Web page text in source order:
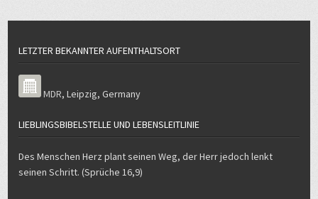
LETZTER BEKANNTER AUFENTHALTSORT
MDR,Leipzig,Germany
LIEBLINGSBIBELSTELLE UND LEBENSLEITLINIE
Des Menschen Herz plant seinen Weg, der Herr jedoch lenkt
seinen Schritt. (Sprüche 16,9)